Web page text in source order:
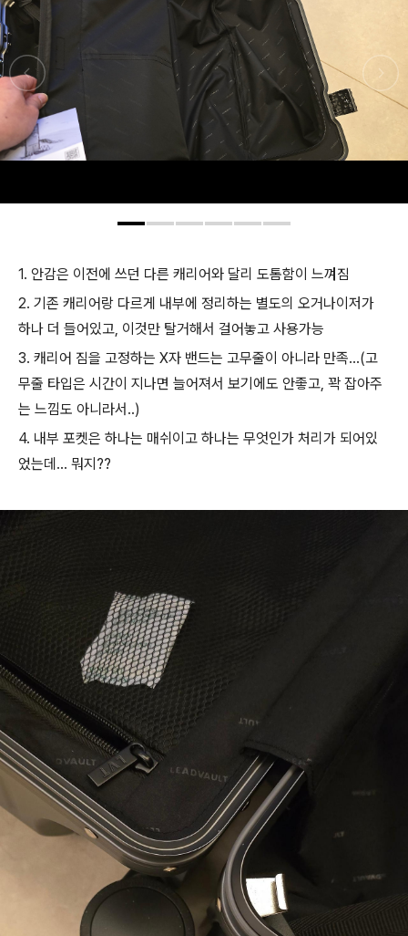
1. 안감은 이전에 쓰던 다른 캐리어와 달리 도톰함이 느껴짐
2. 기존 캐리어랑 다르게 내부에 정리하는 별도의 오거나이저가
하나 더 들어있고, 이것만 탈거해서 걸어놓고 사용가능
3. 캐리어 짐을 고정하는 X자 밴드는 고무줄이 아니라 만족...(고
무줄 타입은 시간이 지나면 늘어져서 보기에도 안좋고, 꽉 잡아주
는 느낌도 아니라서..)
4. 내부 포켓은 하나는 매쉬이고 하나는 무엇인가 처리가 되어있
었는데... 뭐지??